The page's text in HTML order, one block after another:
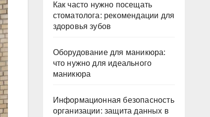
Как часто нужно посещать
стоматолога: рекомендации для
здоровья зубов
Оборудование для маникюра:
что нужно для идеального
маникюра
Информационная безопасность
организации: защита данных в